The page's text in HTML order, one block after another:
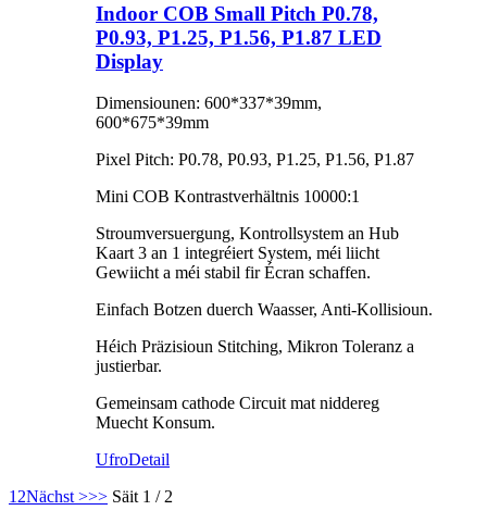
Indoor COB Small Pitch P0.78,
P0.93, P1.25, P1.56, P1.87 LED
Display
Dimensiounen: 600*337*39mm,
600*675*39mm
Pixel Pitch: P0.78, P0.93, P1.25, P1.56, P1.87
Mini COB Kontrastverhältnis 10000:1
Stroumversuergung, Kontrollsystem an Hub
Kaart 3 an 1 integréiert System, méi liicht
Gewiicht a méi stabil fir Écran schaffen.
Einfach Botzen duerch Waasser, Anti-Kollisioun.
Héich Präzisioun Stitching, Mikron Toleranz a
justierbar.
Gemeinsam cathode Circuit mat niddereg
Muecht Konsum.
UfroDetail
1 2Nächst >>> Säit 1 / 2